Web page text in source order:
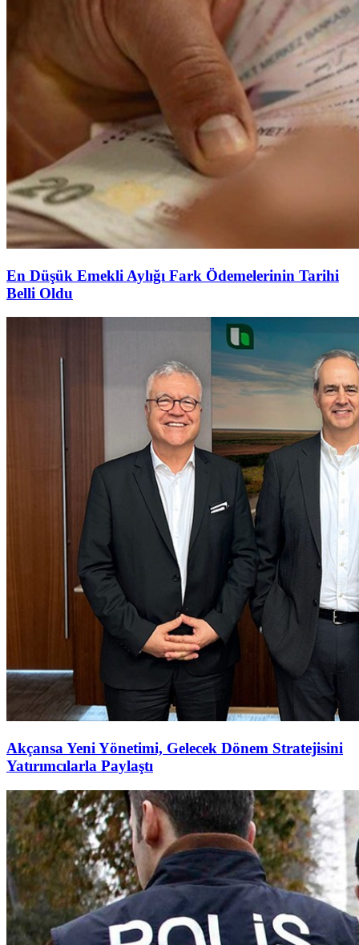
En Düşük Emekli Aylığı Fark Ödemelerinin Tarihi
Belli Oldu
Akçansa Yeni Yönetimi, Gelecek Dönem Stratejisini
Yatırımcılarla Paylaştı